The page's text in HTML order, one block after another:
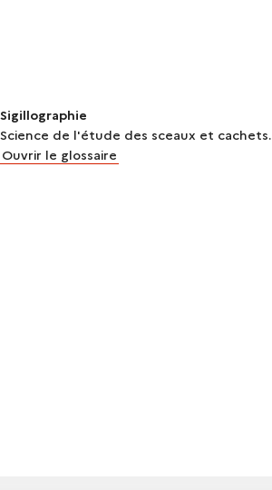
Sigillographie
Science de l'étude des sceaux et cachets.
Ouvrir le glossaire